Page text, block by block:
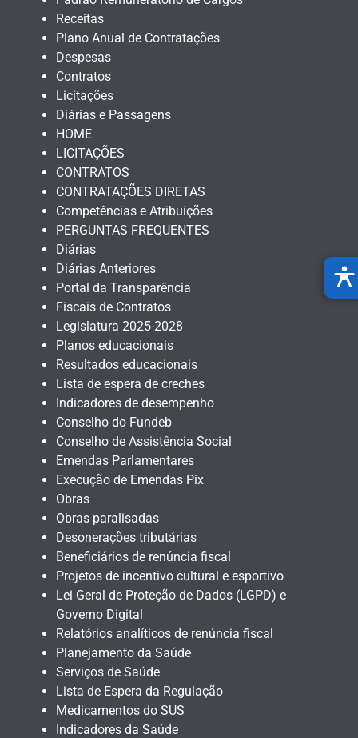
Receitas
Plano Anual de Contratações
Despesas
Contratos
Licitações
Diárias e Passagens
HOME
LICITAÇÕES
CONTRATOS
CONTRATAÇÕES DIRETAS
Competências e Atribuições
PERGUNTAS FREQUENTES
Diárias
Diárias Anteriores
Portal da Transparência
Fiscais de Contratos
Legislatura 2025-2028
Planos educacionais
Resultados educacionais
Lista de espera de creches
Indicadores de desempenho
Conselho do Fundeb
Conselho de Assistência Social
Emendas Parlamentares
Execução de Emendas Pix
Obras
Obras paralisadas
Desonerações tributárias
Beneficiários de renúncia fiscal
Projetos de incentivo cultural e esportivo
Lei Geral de Proteção de Dados (LGPD) e
Governo Digital
Relatórios analíticos de renúncia fiscal
Planejamento da Saúde
Serviços de Saúde
Lista de Espera da Regulação
Medicamentos do SUS
Indicadores da Saúde